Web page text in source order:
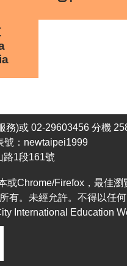
務)或 02-29603456 分機
號：newtaipei1999
路1段161號
或Chrome/Firefox，最佳
有。未經允許。不得以任何
International Education